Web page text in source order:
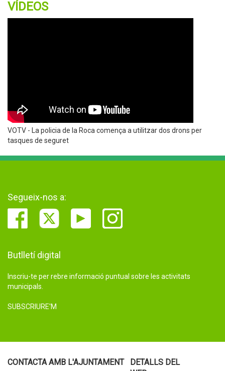
VÍDEOS
VOTV - La policia de la Roca comença a utilitzar dos drons per
tasques de seguret
Segueix-nos a:
Butlletí digital
Inscriu-te per rebre informació puntual sobre les activitats
municipals.
SUBSCRIURE'M
CONTACTA AMB L'AJUNTAMENT
DETALLS DEL